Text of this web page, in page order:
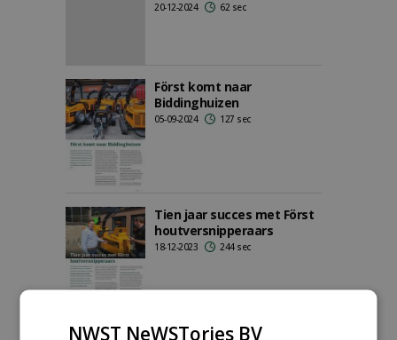
20-12-2024 62 sec
Först komt naar
Biddinghuizen
05-09-2024 127 sec
Tien jaar succes met Först
houtversnipperaars
18-12-2023 244 sec
NWST NeWSTories BV